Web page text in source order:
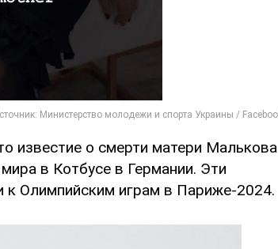
известие о смерти матери Малькова
в Котбусе в Германии. Эти
к Олимпийским играм в Париже-2024.